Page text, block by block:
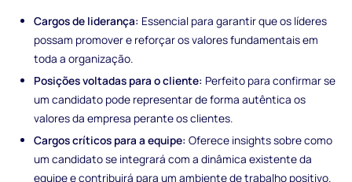
Cargos de liderança: Essencial para garantir que os líderes
possam promover e reforçar os valores fundamentais em
toda a organização.
Posições voltadas para o cliente: Perfeito para confirmar se
um candidato pode representar de forma autêntica os
valores da empresa perante os clientes.
Cargos críticos para a equipe: Oferece insights sobre como
um candidato se integrará com a dinâmica existente da
equipe e contribuirá para um ambiente de trabalho positivo.